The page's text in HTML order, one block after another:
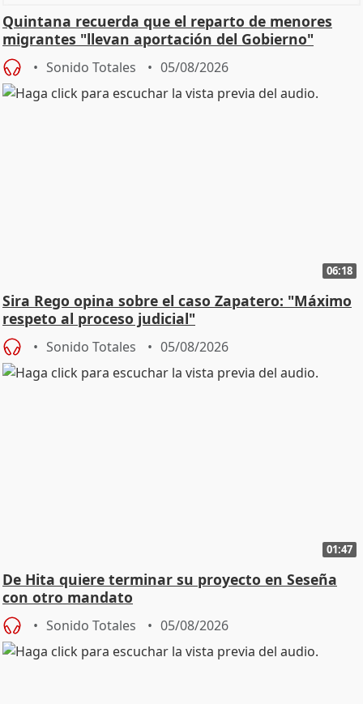
Quintana recuerda que el reparto de menores
migrantes "llevan aportación del Gobierno"
central
Sonido Totales 05/08/2026
06:18
Sira Rego opina sobre el caso Zapatero: "Máximo
respeto al proceso judicial"
Sonido Totales 05/08/2026
01:47
De Hita quiere terminar su proyecto en Seseña
con otro mandato
Sonido Totales 05/08/2026